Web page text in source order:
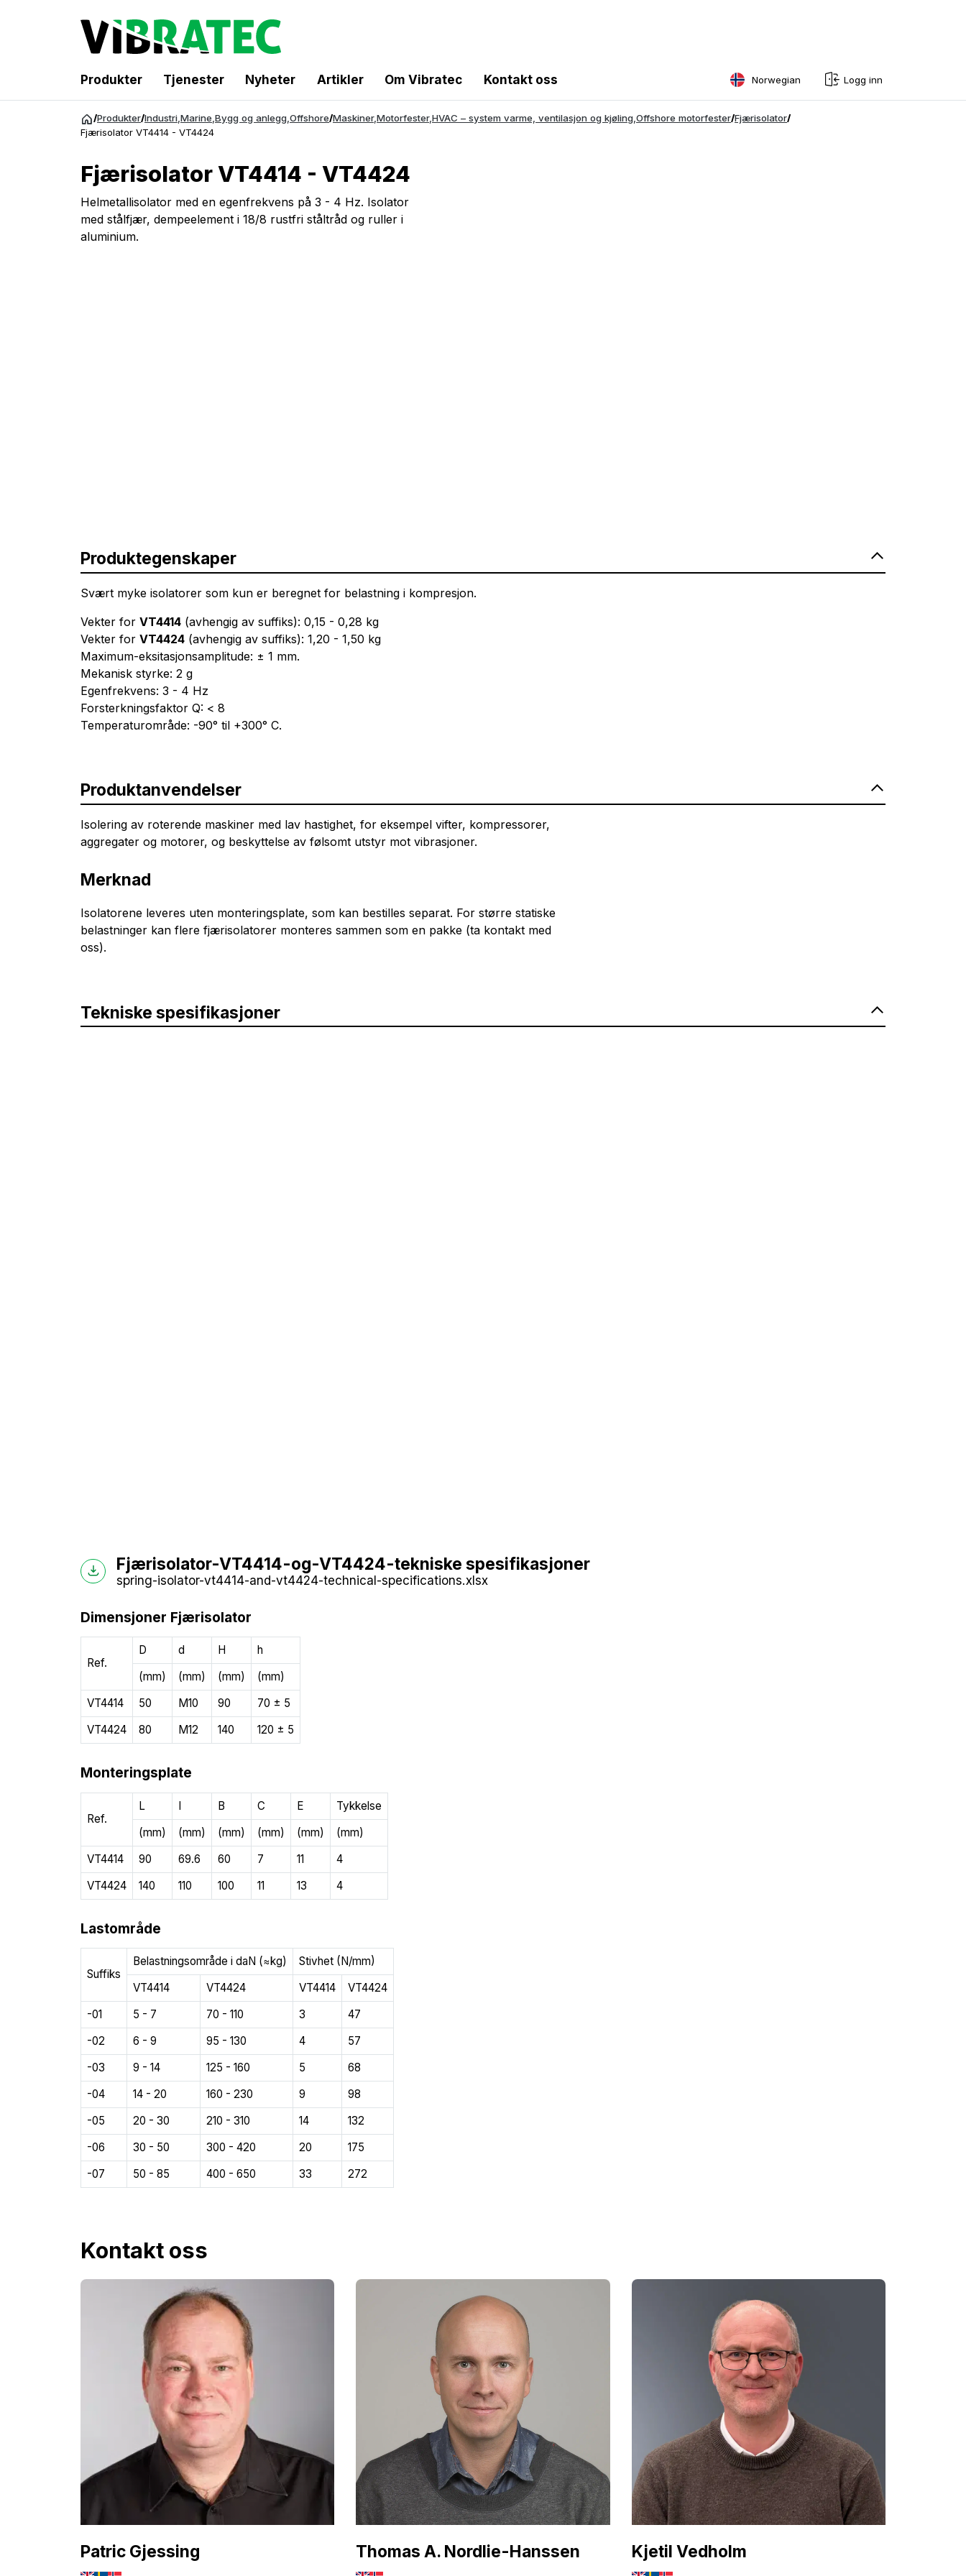
Produkter Tjenester Nyheter Artikler Om Vibratec Kontakt oss Norwegian Logg inn
/Produkter/Industri,Marine,Bygg og anlegg,Offshore/Maskiner,Motorfester,HVAC – system varme, ventilasjon og kjøling,Offshore motorfester/Fjærisolator/
Fjærisolator VT4414 - VT4424
Fjærisolator VT4414 - VT4424
Helmetallisolator med en egenfrekvens på 3 - 4 Hz. Isolator
med stålfjær, dempeelement i 18/8 rustfri ståltråd og ruller i
aluminium.
Produktegenskaper
Svært myke isolatorer som kun er beregnet for belastning i kompresjon.
Vekter for VT4414 (avhengig av suffiks): 0,15 - 0,28 kg
Vekter for VT4424 (avhengig av suffiks): 1,20 - 1,50 kg
Maximum-eksitasjonsamplitude: ± 1 mm.
Mekanisk styrke: 2 g
Egenfrekvens: 3 - 4 Hz
Forsterkningsfaktor Q: < 8
Temperaturområde: -90° til +300° C.
Produktanvendelser
Isolering av roterende maskiner med lav hastighet, for eksempel vifter, kompressorer,
aggregater og motorer, og beskyttelse av følsomt utstyr mot vibrasjoner.
Merknad
Isolatorene leveres uten monteringsplate, som kan bestilles separat. For større statiske
belastninger kan flere fjærisolatorer monteres sammen som en pakke (ta kontakt med
oss).
Tekniske spesifikasjoner
Fjærisolator-VT4414-og-VT4424-tekniske spesifikasjoner
spring-isolator-vt4414-and-vt4424-technical-specifications.xlsx
Dimensjoner Fjærisolator
Ref.
D d H
h
(mm)
(mm) (mm)
(mm)
VT4414
50 M10 90
70 ± 5
VT4424
80 M12 140 120 ± 5
Monteringsplate
Ref.
L I B C E
Tykkelse
(mm)
(mm) (mm) (mm) (mm)
(mm)
VT4414
90 69.6 60 7 11
4
VT4424
140 110 100 11 13 4
Lastområde
Suffiks
Belastningsområde i daN (≈kg)
Stivhet (N/mm)
VT4414
VT4424 VT4414
VT4424
-01
5 - 7 70 - 110 3
47
-02
6 - 9 95 - 130 4
57
-03
9 - 14 125 - 160 5
68
-04
14 - 20 160 - 230 9
98
-05
20 - 30 210 - 310 14
132
-06
30 - 50 300 - 420 20
175
-07
50 - 85 400 - 650 33 272
Kontakt oss
Patric Gjessing Thomas A. Nordlie-Hanssen Kjetil Vedholm